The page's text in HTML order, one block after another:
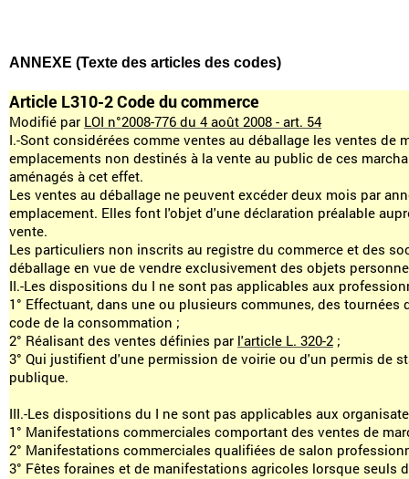
ANNEXE (Texte des articles des codes)
Article L310-2 Code du commerce
Modifié par LOI n°2008-776 du 4 août 2008 - art. 54
I.-Sont considérées comme ventes au déballage les ventes
emplacements non destinés à la vente au public de ces
aménagés à cet effet.
Les ventes au déballage ne peuvent excéder deux mois par
emplacement. Elles font l'objet d'une déclaration préalable
vente.
Les particuliers non inscrits au registre du commerce et des
déballage en vue de vendre exclusivement des objets
II.-Les dispositions du I ne sont pas applicables aux
1° Effectuant, dans une ou plusieurs communes, des
code de la consommation ;
2° Réalisant des ventes définies par l'article L. 320-2 ;
3° Qui justifient d'une permission de voirie ou d'un permis de
publique.
III.-Les dispositions du I ne sont pas applicables aux
1° Manifestations commerciales comportant des ventes de
2° Manifestations commerciales qualifiées de salon
3° Fêtes foraines et de manifestations agricoles lorsque